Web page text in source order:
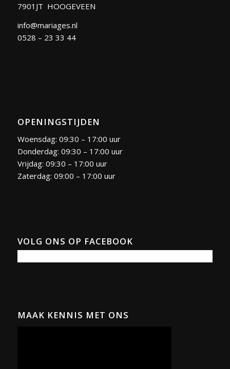
7901JT HOOGEVEEN
info@mariages.nl
0528 – 23 33 44
OPENINGSTIJDEN
Woensdag: 09:30 – 17:00 uur
Donderdag: 09:30 – 17:00 uur
Vrijdag: 09:30 – 17:00 uur
Zaterdag: 09:00 – 17:00 uur
VOLG ONS OP FACEBOOK
MAAK KENNIS MET ONS